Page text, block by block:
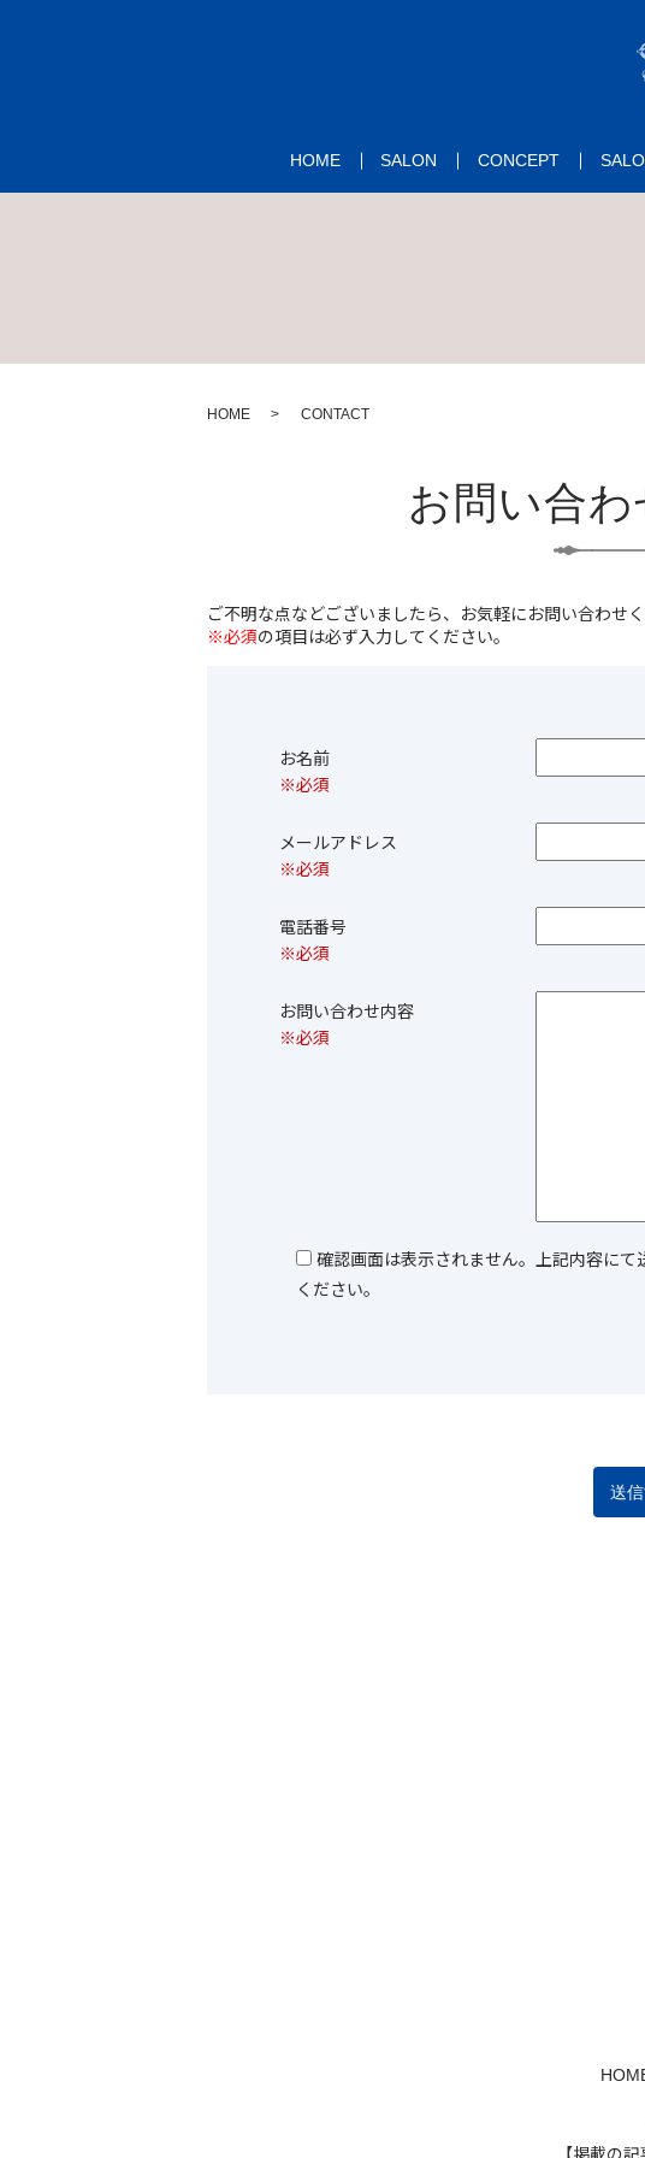
HOME SALON CONCEPT
HOME CONTACT
お問い合
ご不明な点などございましたら、お気軽にお問い合わせく
※必須の項目は必ず入力してください。
お名前
※必須
メールアドレス
※必須
電話番号
※必須
お問い合わせ内容
※必須
確認画面は表示されません。上記内容に
ください。
【掲載の